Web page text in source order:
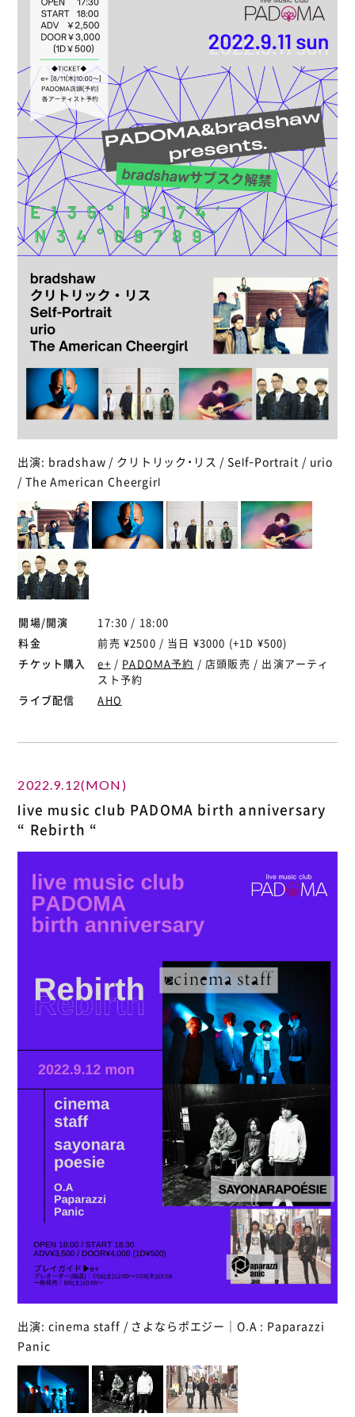
出演: bradshaw / クリトリック・リス / Self-Portrait / urio
/ The American Cheergirl
開場/開演
17:30 / 18:00
料金
前売 ¥2500 / 当日 ¥3000 (+1D ¥500)
チケット購入
e+ / PADOMA予約 / 店頭販売 / 出演アーティ
スト予約
ライブ配信
AHO
2022.9.12(MON)
live music club PADOMA birth anniversary
“ Rebirth “
出演: cinema staff / さよならポエジー｜O.A : Paparazzi
Panic